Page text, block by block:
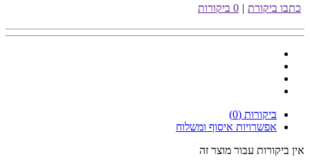
כתבו ביקורת | 0 ביקורות
ביקורות (0)
אפשרויות איסוף ומשלוח
אין ביקורות עבור מוצר זה